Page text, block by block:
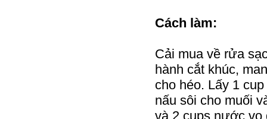
Cách làm:
Cải mua về rửa
hành cắt khúc,
cho héo. Lấy 1
nấu sôi cho muối
và 2 cups nước vo